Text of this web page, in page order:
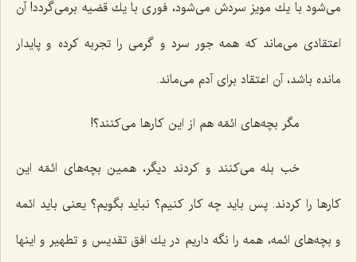
می‌شود با یك مویز سردش می‌شود، فوری با یك قضیه برمی‌گردد! آن
اعتقادی می‌ماند كه همه جور سرد و گرمی را تجربه كرده و پایدار
مانده باشد، آن اعتقاد برای آدم می‌ماند.
مگر بچه‌های ائمّه هم از این كارها می‌كنند؟!
خب بله می‌كنند و كردند دیگر، همین بچه‌های ائمّه این
كارها را كردند. پس باید چه كار كنیم؟ نباید بگویم؟ یعنی باید ائمه
و بچه‌های ائمه، همه را نگه داریم در یك افق تقدیس و تطهیر و اینها